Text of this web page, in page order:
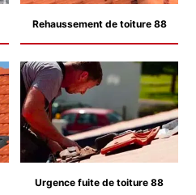
Rehaussement de toiture 88
Urgence fuite de toiture 88